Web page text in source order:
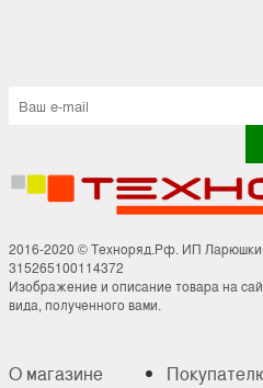
2016-2020 © Техноряд.Рф. ИП
315265100114372
Изображение и описание товара на
вида, полученного вами.
О магазине